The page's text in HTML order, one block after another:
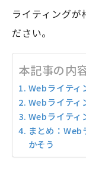
ライティング
ださい。
本記事の内
Webライティ
Webライティ
Webライティ
まとめ：Web
かそう